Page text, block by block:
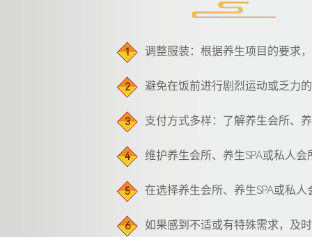
1 调整服装：根据养生项目的要求
2 避免在饭前进行剧烈运动或乏力
3 支付方式多样：了解养生会所、
4 维护养生会所、养生SPA或私人
5 在选择养生会所、养生SPA或私
6 如果感到不适或有特殊需求，及